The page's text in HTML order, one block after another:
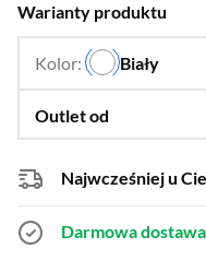
Warianty produktu
Kolor: Biały
Outlet od
Najwcześniej u
Darmowa dostawa